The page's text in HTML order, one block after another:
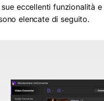
eccellenti funzionalità
elencate di seguito.